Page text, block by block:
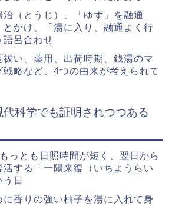
治（とうじ）、「ゆず」を融通
とかけ、「湯に入り、融通よく行
語呂合わせ
祓い、薬用、出荷時期、銭湯のマ
戦略など、4つの由来が考えられて
代科学でも証明されつつある
っとも日照時間が短く、翌日から
活する「一陽来復（いちようらい
日
に香りの強い柚子を湯に入れて身